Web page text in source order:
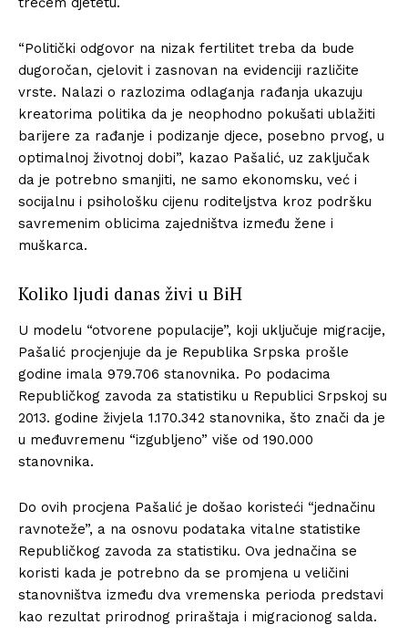
“Politički odgovor na nizak fertilitet treba da bude
dugoročan, cjelovit i zasnovan na evidenciji različite
vrste. Nalazi o razlozima odlaganja rađanja ukazuju
kreatorima politika da je neophodno pokušati ublažiti
barijere za rađanje i podizanje djece, posebno prvog, u
optimalnoj životnoj dobi”, kazao Pašalić, uz zaključak
da je potrebno smanjiti, ne samo ekonomsku, već i
socijalnu i psihološku cijenu roditeljstva kroz podršku
savremenim oblicima zajedništva između žene i
muškarca.
Koliko ljudi danas živi u BiH
U modelu “otvorene populacije”, koji uključuje migracije,
Pašalić procjenjuje da je Republika Srpska prošle
godine imala 979.706 stanovnika. Po podacima
Republičkog zavoda za statistiku u Republici Srpskoj su
2013. godine živjela 1.170.342 stanovnika, što znači da je
u međuvremenu “izgubljeno” više od 190.000
stanovnika.
Do ovih procjena Pašalić je došao koristeći “jednačinu
ravnoteže”, a na osnovu podataka vitalne statistike
Republičkog zavoda za statistiku. Ova jednačina se
koristi kada je potrebno da se promjena u veličini
stanovništva između dva vremenska perioda predstavi
kao rezultat prirodnog priraštaja i migracionog salda.